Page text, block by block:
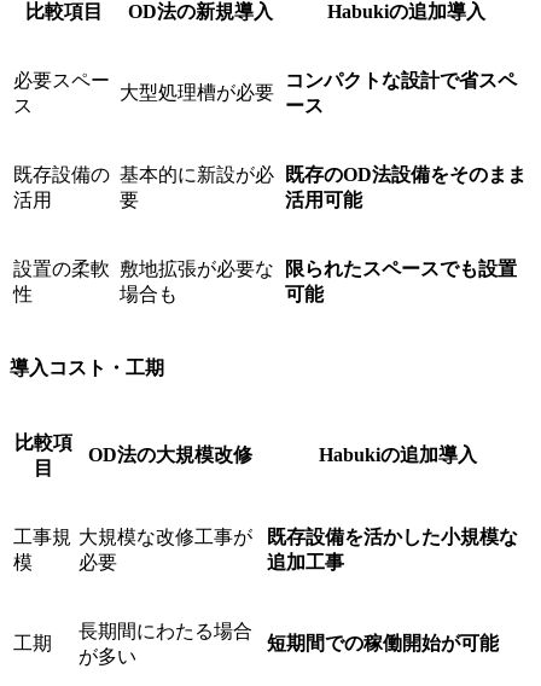
比較項目 OD法の新規導入 Habukiの追加導入
必要スペー
ス
大型処理槽が必要
コンパクトな設計で省スペ
ース
既存設備の
活用
基本的に新設が必
要
既存のOD法設備をそのまま
活用可能
設置の柔軟
性
敷地拡張が必要な
場合も
限られたスペースでも設置
可能
導入コスト・工期
比較項
目
OD法の大規模改修 Habukiの追加導入
工事規
模
大規模な改修工事が
必要
既存設備を活かした小規模な
追加工事
工期
長期間にわたる場合
が多い
短期間での稼働開始が可能